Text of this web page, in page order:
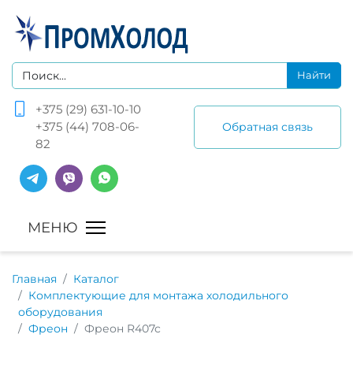
+375 (29) 631-10-10
+375 (44) 708-06-
82
Обратная связь
Главная
Каталог
Комплектующие для монтажа холодильного
оборудования
Фреон
Фреон R407c